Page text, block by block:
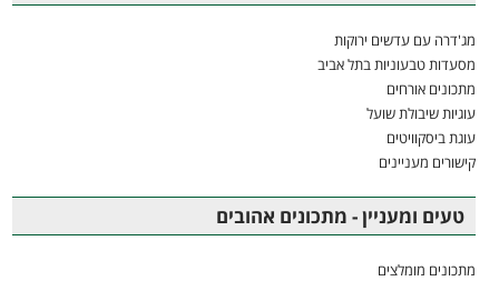
מג'דרה עם עדשים ירוקות
מסעדות טבעוניות בתל אביב
מתכונים אורחים
עוגיות שיבולת שועל
עוגת ביסקוויטים
קישורים מעניינים
טעים ומעניין - מתכונים אהובים
מתכונים מומלצים